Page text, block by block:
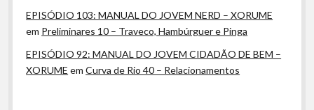
EPISÓDIO 103: MANUAL DO JOVEM NERD – XORUME
em Preliminares 10 – Traveco, Hambúrguer e Pinga
EPISÓDIO 92: MANUAL DO JOVEM CIDADÃO DE BEM –
XORUME emCurva de Rio 40 – Relacionamentos